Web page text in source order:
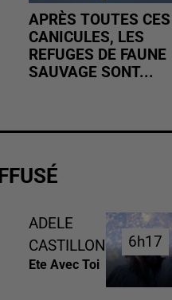
APRÈS TOUTES CES
CANICULES, LES
REFUGES DE FAUNE
SAUVAGE SONT...
ADELE
CASTILLON
Ete Avec Toi
6h17
6h17